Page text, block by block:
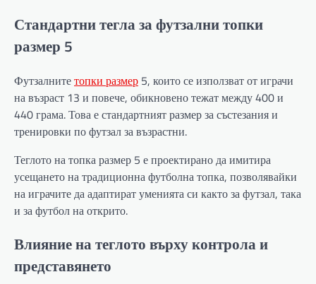
Стандартни тегла за футзални топки
размер 5
Футзалнитетопки размер 5, които се използват от играчи
на възраст 13 и повече, обикновено тежат между 400 и
440 грама. Това е стандартният размер за състезания и
тренировки по футзал за възрастни.
Теглото на топка размер 5 е проектирано да имитира
усещането на традиционна футболна топка, позволявайки
на играчите да адаптират уменията си както за футзал, така
и за футбол на открито.
Влияние на теглото върху контрола и
представянето